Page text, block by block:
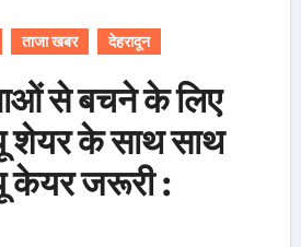
ताजा खबर देहरादून
से बचने के लिए
शेयर के साथ साथ
केयर जरूरी :